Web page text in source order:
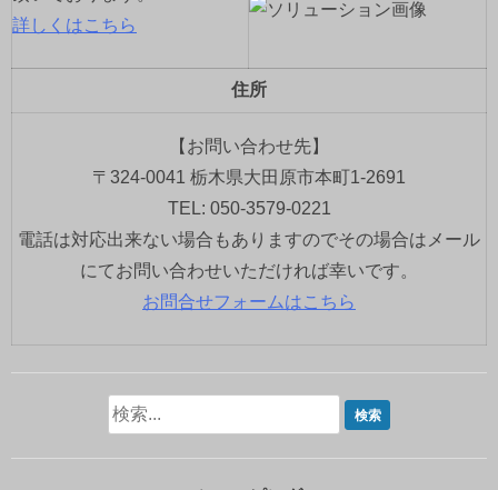
詳しくはこちら
住所
【お問い合わせ先】
〒324-0041 栃木県大田原市本町1-2691
TEL: 050-3579-0221
電話は対応出来ない場合もありますのでその場合はメール
にてお問い合わせいただければ幸いです。
お問合せフォームはこちら